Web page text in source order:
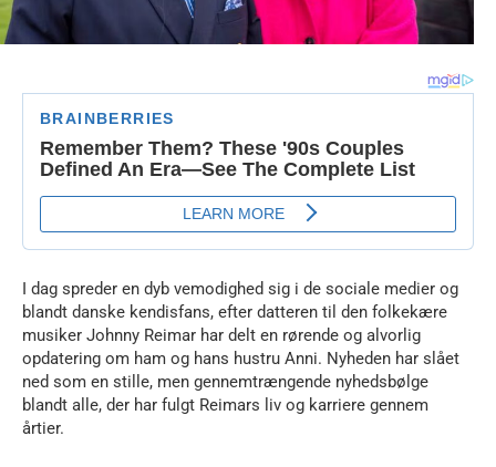
I dag spreder en dyb vemodighed sig i de sociale medier og
blandt danske kendisfans, efter datteren til den folkekære
musiker Johnny Reimar har delt en rørende og alvorlig
opdatering om ham og hans hustru Anni. Nyheden har slået
ned som en stille, men gennemtrængende nyhedsbølge
blandt alle, der har fulgt Reimars liv og karriere gennem
årtier.